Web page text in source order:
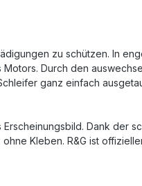
zu schützen. In
Durch den
ganz einfach
Dank der
Kleben. R&G ist